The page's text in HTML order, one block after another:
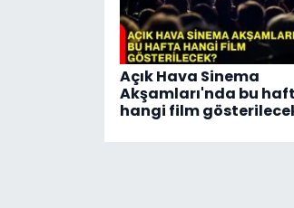
Açık Hava Sinema
Akşamları'nda bu
hangi film